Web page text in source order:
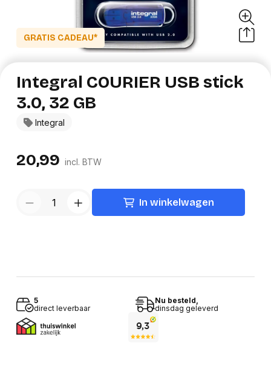
GRATIS CADEAU*
Integral
Integral COURIER USB stick
3.0, 32 GB
20,99 incl. BTW
In winkelwagen
5
direct leverbaar
Nu besteld,
dinsdag geleverd